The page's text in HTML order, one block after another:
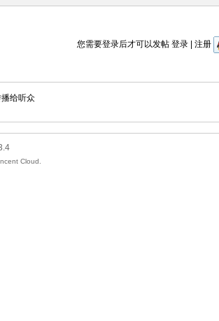
您需要登录后才可以发帖登录 |注册
给听众
Cloud.